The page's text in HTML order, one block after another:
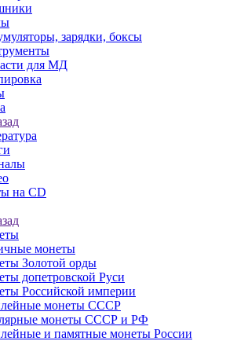
зарядки, боксы
для МД
на CD
монеты
Золотой орды
допетровской Руси
Российской империи
монеты СССР
монеты СССР и РФ
и памятные монеты России